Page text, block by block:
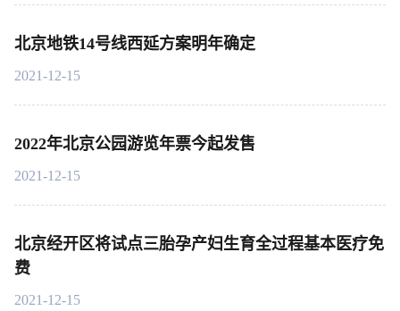
北京地铁14号线西延方案明年确定
2021-12-15
2022年北京公园游览年票今起发售
2021-12-15
北京经开区将试点三胎孕产妇生育全过程基本医疗免
费
2021-12-15